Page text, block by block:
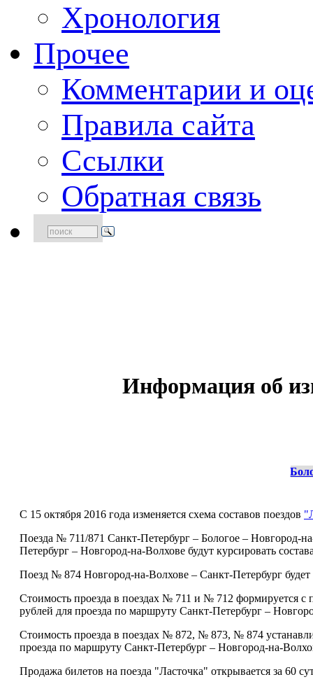
Хронология
Прочее
Комментарии и
Правила сайта
Ссылки
Обратная связь
Информация об
С 15 октября 2016 года изменяется схема составов поездов
Поезда № 711/871 Санкт-Петербург – Бологое – Новгород-
Петербург – Новгород-на-Волхове будут курсировать
Поезд № 874 Новгород-на-Волхове – Санкт-Петербург будет
Стоимость проезда в поездах № 711 и № 712 формируется
рублей для проезда по маршруту Санкт-Петербург –
Стоимость проезда в поездах № 872, № 873, № 874
проезда по маршруту Санкт-Петербург – Новгород-на-
Продажа билетов на поезда "Ласточка" открывается за 60